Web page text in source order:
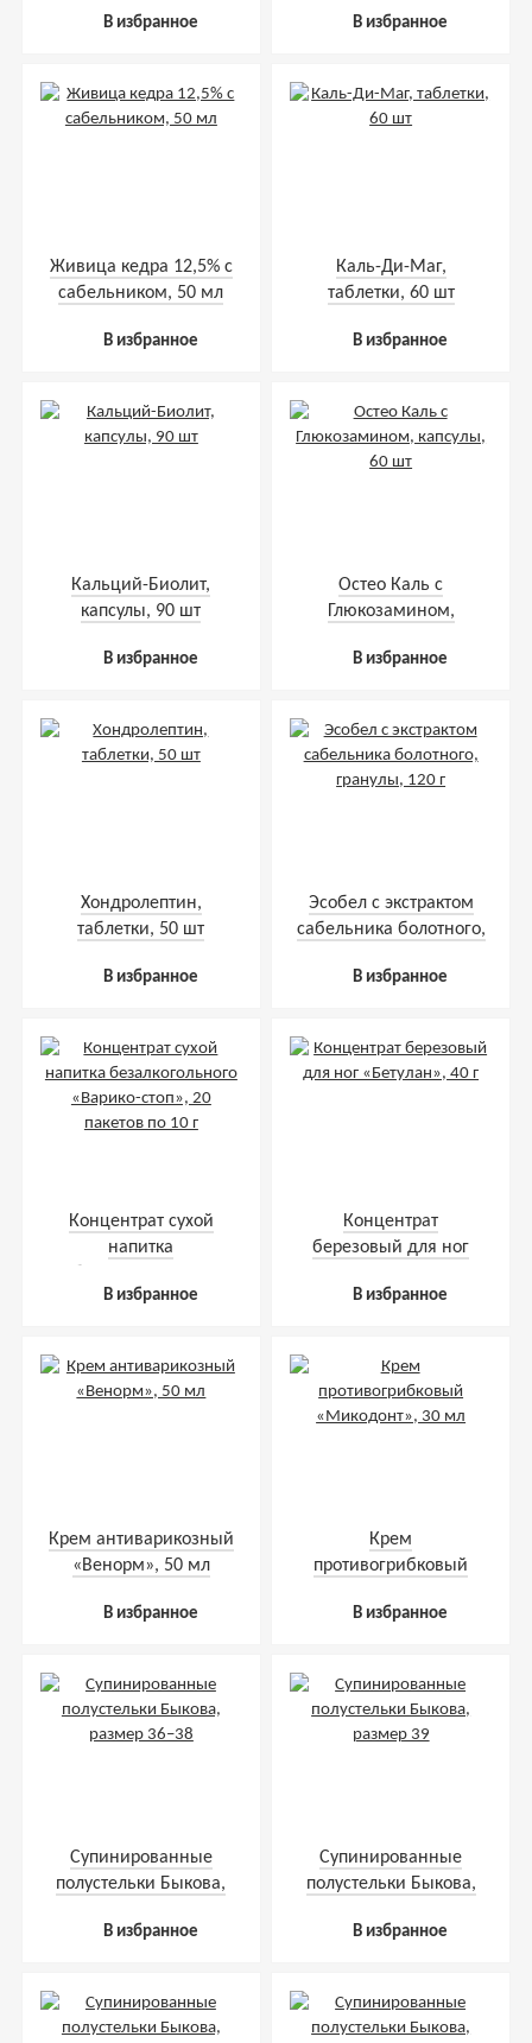
В избранное В избранное
Живица кедра 12,5% с
сабельником, 50 мл
В избранное
Каль-Ди-Маг,
таблетки, 60 шт
В избранное
Кальций-Биолит,
капсулы, 90 шт
В избранное
Остео Каль с
Глюкозамином,
В избранное
Хондролептин,
таблетки, 50 шт
В избранное
Эсобел с экстрактом
сабельника болотного,
В избранное
Концентрат сухой
напитка
«Варико-стоп», 20
В избранное
Концентрат
березовый для ног
В избранное
Крем антиварикозный
«Венорм», 50 мл
В избранное
Крем
противогрибковый
В избранное
Супинированные
полустельки Быкова,
В избранное
Супинированные
полустельки Быкова,
В избранное